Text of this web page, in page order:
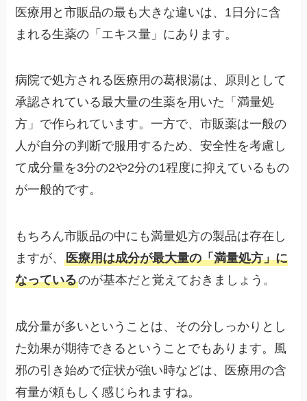
医療用と市販品の最も大きな違いは、1日分に含
まれる生薬の「エキス量」にあります。
病院で処方される医療用の葛根湯は、原則として
承認されている最大量の生薬を用いた「満量処
方」で作られています。一方で、市販薬は一般の
人が自分の判断で服用するため、安全性を考慮し
て成分量を3分の2や2分の1程度に抑えているもの
が一般的です。
もちろん市販品の中にも満量処方の製品は存在し
ますが、医療用は成分が最大量の「満量処方」に
なっているのが基本だと覚えておきましょう。
成分量が多いということは、その分しっかりとし
た効果が期待できるということでもあります。風
邪の引き始めで症状が強い時などは、医療用の含
有量が頼もしく感じられますね。